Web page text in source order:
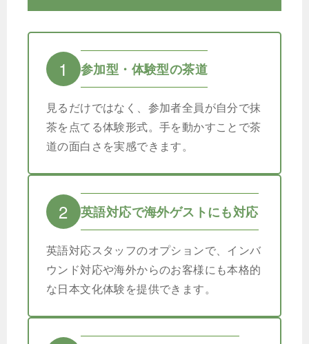
1 参加型・体験型の茶道
見るだけではなく、参加者全員が自分で抹
茶を点てる体験形式。手を動かすことで茶
道の面白さを実感できます。
2 英語対応で海外ゲストにも対応
英語対応スタッフのオプションで、インバ
ウンド対応や海外からのお客様にも本格的
な日本文化体験を提供できます。